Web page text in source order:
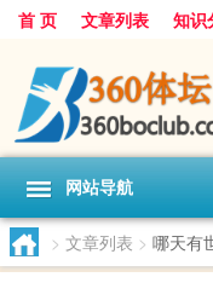
首 页 文章列表 知识
网站导航
> 文章列表 > 哪天有